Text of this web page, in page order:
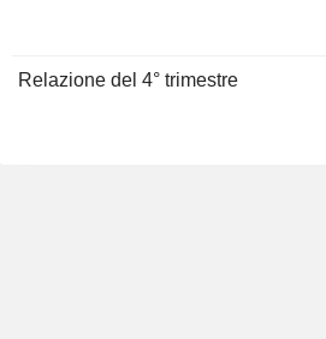
Relazione del 4° trimestre